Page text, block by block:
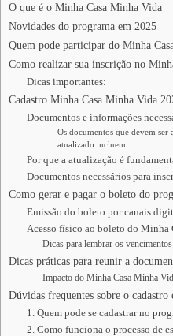
O que é o Minha Casa Minha Vida
Novidades do programa em 2025
Quem pode participar do Minha
Como realizar sua inscrição no
Dicas importantes:
Cadastro Minha Casa Minha Vida
Documentos e informações
Os documentos que devem ser
atualizado incluem:
Por que a atualização é
Documentos necessários para
Como gerar e pagar o boleto do
Emissão do boleto por canais
Acesso físico ao boleto do Minha
Dicas para lembrar os
Dicas práticas para reunir a
Impacto do Minha Casa Minha
Dúvidas frequentes sobre o cadastro
1. Quem pode se cadastrar no
2. Como funciona o processo de